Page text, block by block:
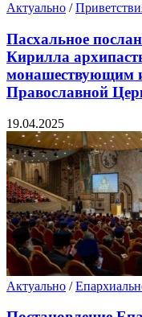
Актуально /
Пасхальное
Кирилла
монашествующим
Православной
19.04.2025
Актуально /